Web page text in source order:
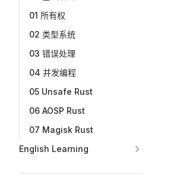
01 所有权
02 类型系统
03 错误处理
04 并发编程
05 Unsafe Rust
06 AOSP Rust
07 Magisk Rust
English Learning